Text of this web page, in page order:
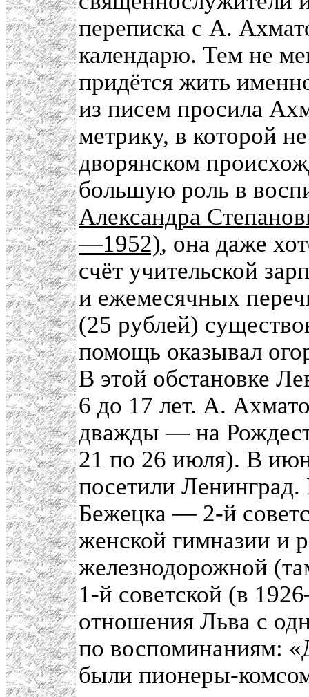
переписка с А.
календарю. Тем не
придётся жить
из писем просила
метрику, в которой
дворянском
большую роль в
Александра
—1952), она даже
счёт учительской
и ежемесячных
(25 рублей)
помощь оказывал
В этой обстановке
6 до 17 лет. А.
дважды — на
21 по 26 июля). В
посетили
Бежецка — 2-й
женской гимназии и
железнодорожной
1-й советской (в
отношения Льва с
по воспоминаниям:
были пионеры-